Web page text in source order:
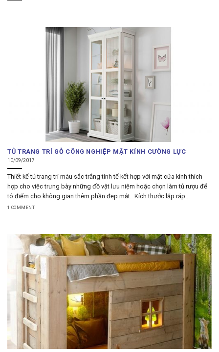
TỦ TRANG TRÍ GỖ CÔNG NGHIỆP MẶT KÍNH CƯỜNG LỰC
10/09/2017
Thiết kế tủ trang trí màu sắc trắng tinh tế kết hợp với mặt cửa kính thích
hợp cho việc trưng bày những đồ vật lưu niệm hoặc chọn làm tủ rượu để
tô điểm cho không gian thêm phần đẹp mắt. Kích thước lắp ráp...
1 COMMENT